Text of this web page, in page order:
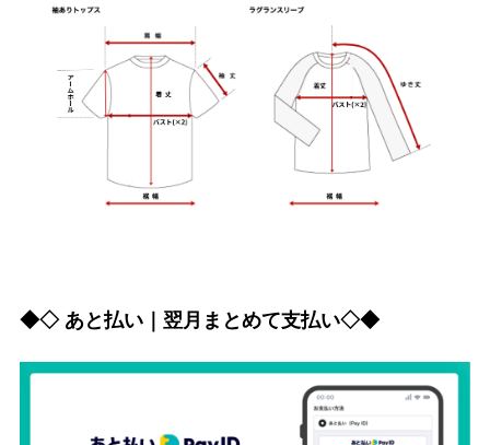
◆◇ あと払い｜翌月まとめて支払い◇◆